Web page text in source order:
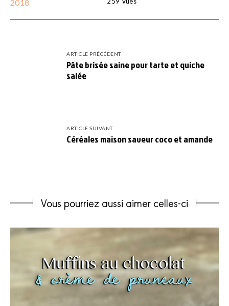
2018
ARTICLE PRÉCÉDENT
Pâte brisée saine pour tarte et quiche
salée
ARTICLE SUIVANT
Céréales maison saveur coco et amande
Vous pourriez aussi aimer celles-ci